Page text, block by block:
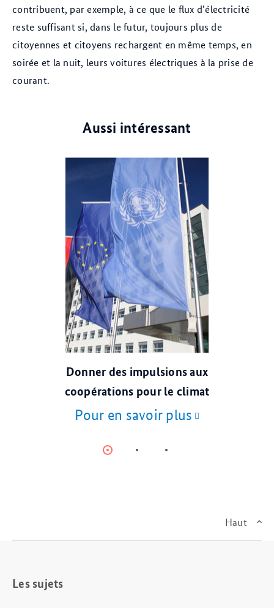
contribuent, par exemple, à ce que le flux d’électricité
reste suffisant si, dans le futur, toujours plus de
citoyennes et citoyens rechargent en même temps, en
soirée et la nuit, leurs voitures électriques à la prise de
courant.
Aussi intéressant
Donner des impulsions aux
coopérations pour le climat
Pour en savoir plus
Haut
Les sujets